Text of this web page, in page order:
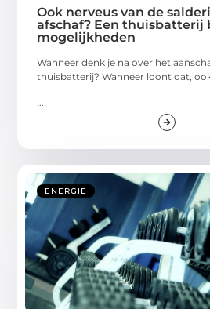
Ook nerveus van de
afschaf? Een thuisbatterij
mogelijkheden
Wanneer denk je na over het
thuisbatterij? Wanneer loont dat,
ENERGIE